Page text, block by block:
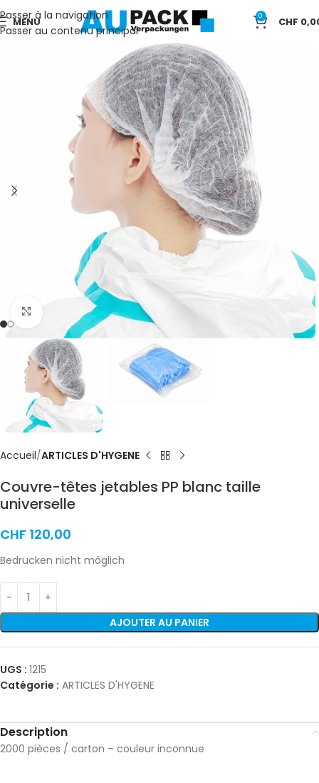
Passer à la navigation
Passer au contenu principal
MENU 0 CHF
Cliquez pour agrandir
Accueil ARTICLES D'HYGENE
Couvre-têtes jetables PP blanc taille
universelle
CHF 120,00
Bedrucken nicht möglich
AJOUTER AU PANIER
UGS : 1215
Catégorie : ARTICLES D'HYGENE
Description
2000 pièces / carton – couleur inconnue